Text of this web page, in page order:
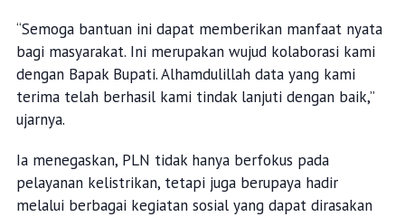
“Semoga bantuan ini dapat memberikan manfaat nyata
bagi masyarakat. Ini merupakan wujud kolaborasi kami
dengan Bapak Bupati. Alhamdulillah data yang kami
terima telah berhasil kami tindak lanjuti dengan baik,”
ujarnya.
Ia menegaskan, PLN tidak hanya berfokus pada
pelayanan kelistrikan, tetapi juga berupaya hadir
melalui berbagai kegiatan sosial yang dapat dirasakan